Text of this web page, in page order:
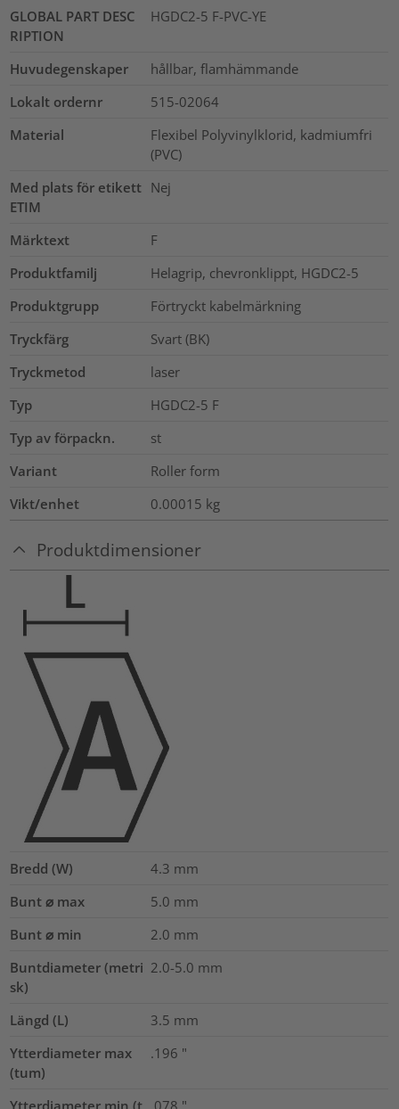
GLOBAL PART DESC
RIPTION
HGDC2-5 F-PVC-YE
Huvudegenskaper
hållbar, flamhämmande
Lokalt ordernr
515-02064
Material
Flexibel Polyvinylklorid, kadmiumfri
(PVC)
Med plats för etikett
ETIM
Nej
Märktext
F
Produktfamilj
Helagrip, chevronklippt, HGDC2-5
Produktgrupp
Förtryckt kabelmärkning
Tryckfärg
Svart (BK)
Tryckmetod
laser
Typ
HGDC2-5 F
Typ av förpackn.
st
Variant
Roller form
Vikt/enhet
0.00015 kg
Produktdimensioner
Bredd (W) 4.3 mm
Bunt ⌀ max
5.0 mm
Bunt ⌀ min
2.0 mm
Buntdiameter (metri
sk)
2.0-5.0 mm
Längd (L) 3.5 mm
Ytterdiameter max
(tum)
.196 "